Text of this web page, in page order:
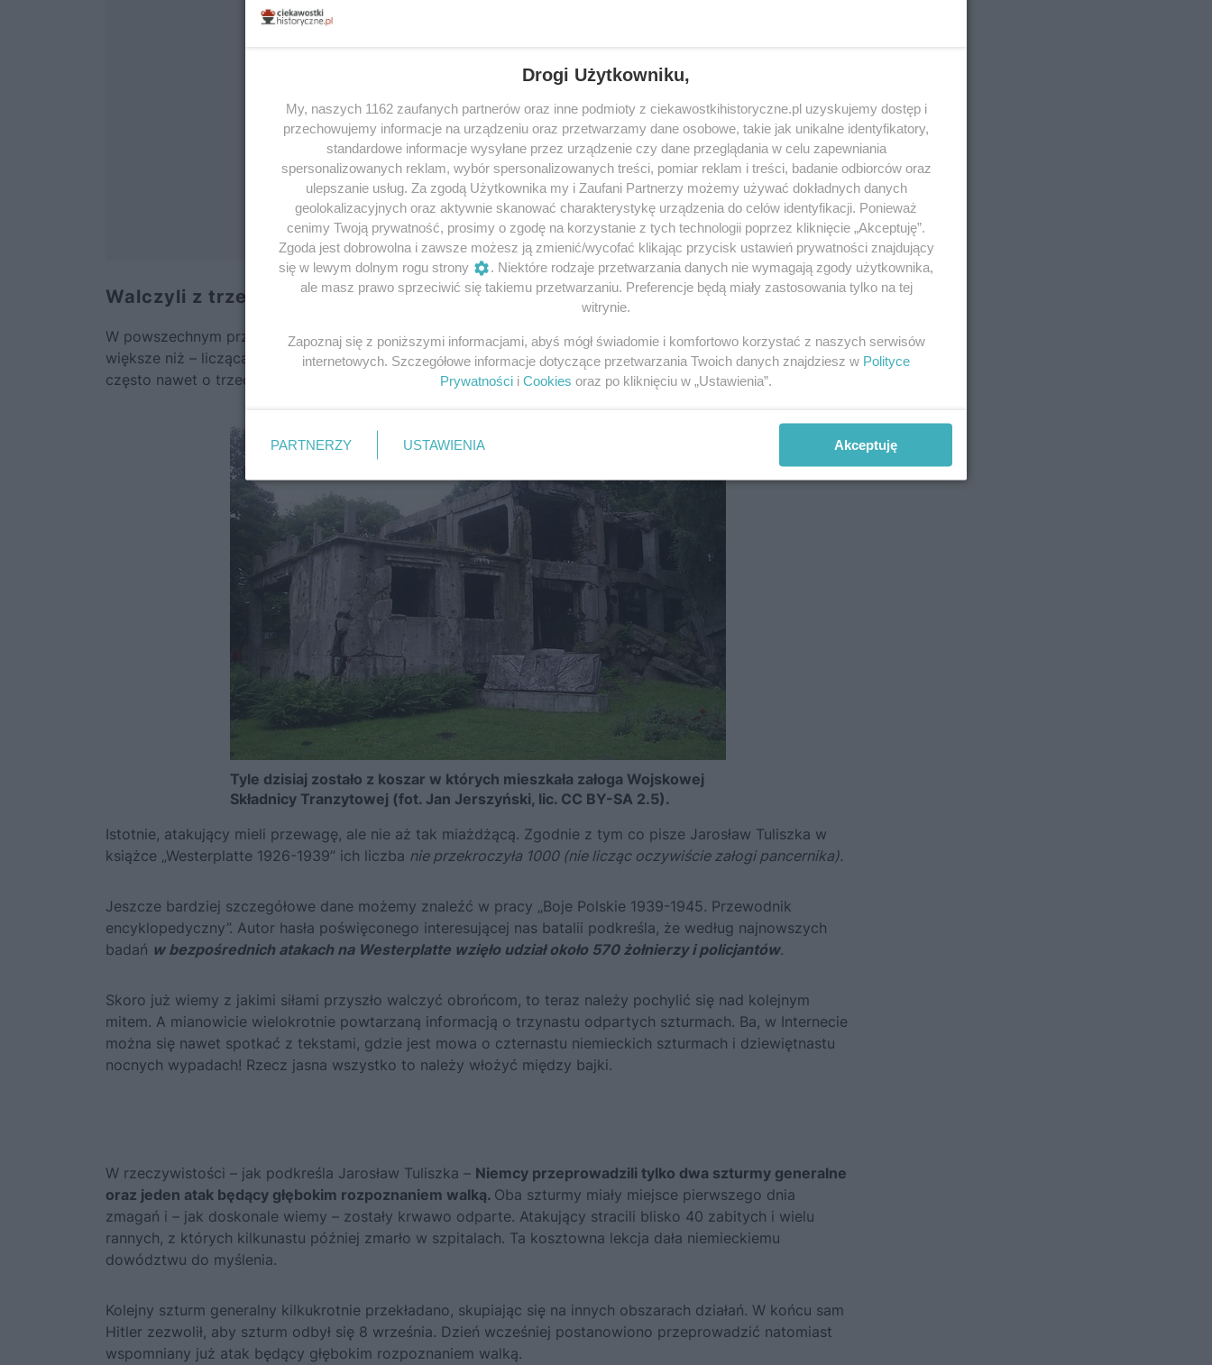
Walczyli z trzema tysiącami Niemców i odparli 13 szturmów
W powszechnym przekonaniu niemieckie siły biorące bezpośredni udział w szturmach były nieporównanie
większe niż – licząca nieco ponad 210 żołnierzy – załoga Wojskowej Składnicy Tranzytowej. Mówi się
często nawet o trzech tysiącach Niemców. A jak to wyglądało naprawdę?
Tyle dzisiaj zostało z koszar w których mieszkała załoga Wojskowej
Składnicy Tranzytowej (fot. Jan Jerszyński, lic. CC BY-SA 2.5).
Istotnie, atakujący mieli przewagę, ale nie aż tak miażdżącą. Zgodnie z tym co pisze Jarosław Tuliszka w
książce „Westerplatte 1926-1939” ich liczba nie przekroczyła 1000 (nie licząc oczywiście załogi pancernika).
Jeszcze bardziej szczegółowe dane możemy znaleźć w pracy „Boje Polskie 1939-1945. Przewodnik
encyklopedyczny”. Autor hasła poświęconego interesującej nas batalii podkreśla, że według najnowszych
badań w bezpośrednich atakach na Westerplatte wzięło udział około 570 żołnierzy i policjantów.
Skoro już wiemy z jakimi siłami przyszło walczyć obrońcom, to teraz należy pochylić się nad kolejnym
mitem. A mianowicie wielokrotnie powtarzaną informacją o trzynastu odpartych szturmach. Ba, w Internecie
można się nawet spotkać z tekstami, gdzie jest mowa o czternastu niemieckich szturmach i dziewiętnastu
nocnych wypadach! Rzecz jasna wszystko to należy włożyć między bajki.
W rzeczywistości – jak podkreśla Jarosław Tuliszka – Niemcy przeprowadzili tylko dwa szturmy generalne
oraz jeden atak będący głębokim rozpoznaniem walką. Oba szturmy miały miejsce pierwszego dnia
zmagań i – jak doskonale wiemy – zostały krwawo odparte. Atakujący stracili blisko 40 zabitych i wielu
rannych, z których kilkunastu później zmarło w szpitalach. Ta kosztowna lekcja dała niemieckiemu
dowództwu do myślenia.
Kolejny szturm generalny kilkukrotnie przekładano, skupiając się na innych obszarach działań. W końcu sam
Hitler zezwolił, aby szturm odbył się 8 września. Dzień wcześniej postanowiono przeprowadzić natomiast
wspomniany już atak będący głębokim rozpoznaniem walką.
Drogi Użytkowniku,
My, naszych 1162 zaufanych partnerów oraz inne podmioty z ciekawostkihistoryczne.pl uzyskujemy dostęp i
przechowujemy informacje na urządzeniu oraz przetwarzamy dane osobowe, takie jak unikalne identyfikatory,
standardowe informacje wysyłane przez urządzenie czy dane przeglądania w celu zapewniania
spersonalizowanych reklam, wybór spersonalizowanych treści, pomiar reklam i treści, badanie odbiorców oraz
ulepszanie usług. Za zgodą Użytkownika my i Zaufani Partnerzy możemy używać dokładnych danych
geolokalizacyjnych oraz aktywnie skanować charakterystykę urządzenia do celów identyfikacji. Ponieważ
cenimy Twoją prywatność, prosimy o zgodę na korzystanie z tych technologii poprzez kliknięcie „Akceptuję”.
Zgoda jest dobrowolna i zawsze możesz ją zmienić/wycofać klikając przycisk ustawień prywatności znajdujący
się w lewym dolnym rogu strony
. Niektóre rodzaje przetwarzania danych nie wymagają zgody użytkownika,
ale masz prawo sprzeciwić się takiemu przetwarzaniu. Preferencje będą miały zastosowania tylko na tej
witrynie.
Zapoznaj się z poniższymi informacjami, abyś mógł świadomie i komfortowo korzystać z naszych serwisów
internetowych. Szczegółowe informacje dotyczące przetwarzania Twoich danych znajdziesz w Polityce
Prywatności i Cookies oraz po kliknięciu w „Ustawienia”.
PARTNERZY USTAWIENIA Akceptuję